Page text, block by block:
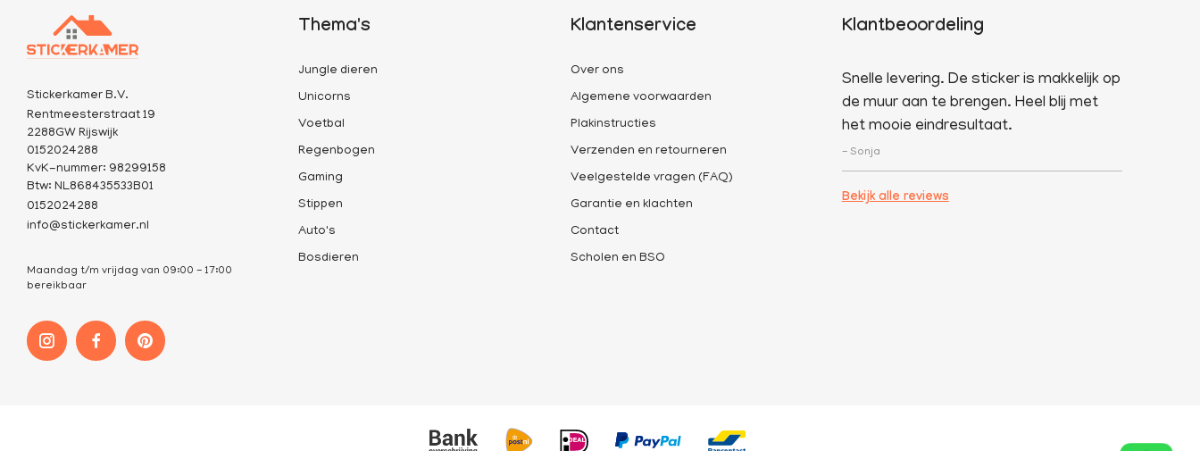
Stickerkamer B.V.
Rentmeesterstraat 19
2288GW Rijswijk
0152024288
KvK-nummer: 98299158
Btw: NL868435533B01
0152024288
info@stickerkamer.nl
Maandag t/m vrijdag van 09:00 - 17:00
bereikbaar
Thema's
Jungle dieren
Unicorns
Voetbal
Regenbogen
Gaming
Stippen
Auto's
Bosdieren
Klantenservice
Over ons
Algemene voorwaarden
Plakinstructies
Verzenden en retourneren
Veelgestelde vragen (FAQ)
Garantie en klachten
Contact
Scholen en BSO
Klantbeoordeling
Snelle levering. De sticker is makkelijk op
de muur aan te brengen. Heel blij met
het mooie eindresultaat.
- Sonja
Bekijk alle reviews